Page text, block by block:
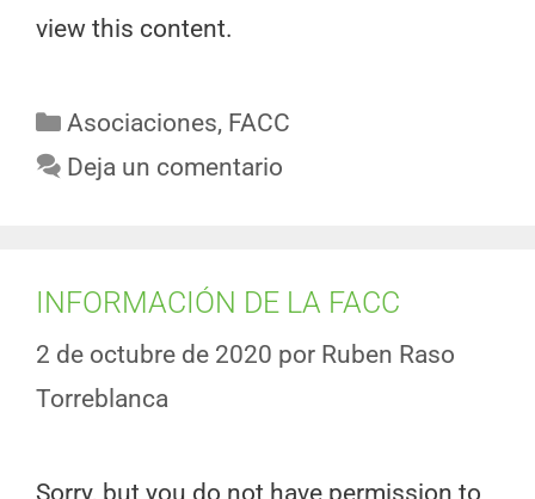
view this content.
Asociaciones, FACC
Deja un comentario
INFORMACIÓN DE LA FACC
2 de octubre de 2020 por Ruben Raso
Torreblanca
Sorry, but you do not have permission to